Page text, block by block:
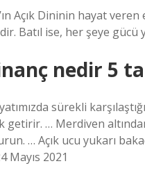
Açık Dininin hayat
Batıl ise, her şeye gücü
nedir 5
sürekli
getirir. … Merdiven
… Açık ucu yukarı
Mayıs 2021